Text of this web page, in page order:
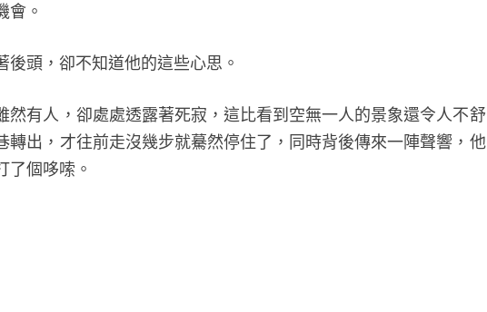
會。
頭，卻不知道他的這些心思。
有人，卻處處透露著死寂，這比看到空無一人的景象還令人不舒
轉出，才往前走沒幾步就驀然停住了，同時背後傳來一陣聲響，他
了個哆嗦。